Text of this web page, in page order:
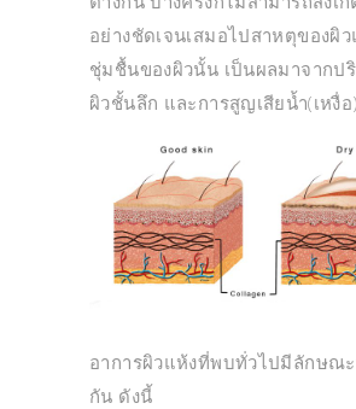
อย่างชัดเจนเสมอไปสาหตุของผิ
ชุ่มชื้นของผิวนั้น เป็นผลมาจากป
ผิวชั้นลึก และการสูญเสียน้ำ(เหงื่อ)
อาการผิวแห้งที่พบทั่วไปมีลักษณ
กัน ดังนี้